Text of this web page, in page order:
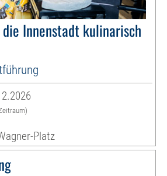
Innenstadt kulinarisch
Platz